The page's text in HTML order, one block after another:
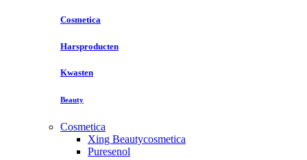
Cosmetica
Harsproducten
Kwasten
Beauty
Cosmetica
Xing Beautycosmetica
Puresenol